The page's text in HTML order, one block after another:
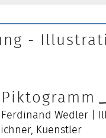
-
Wedler |
Kuenstler